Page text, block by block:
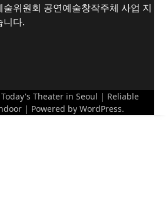
위원회 공연예술창작주체 사업 지
니다.
Today's Theater in Seoul | Reliable
| Powered by WordPress.